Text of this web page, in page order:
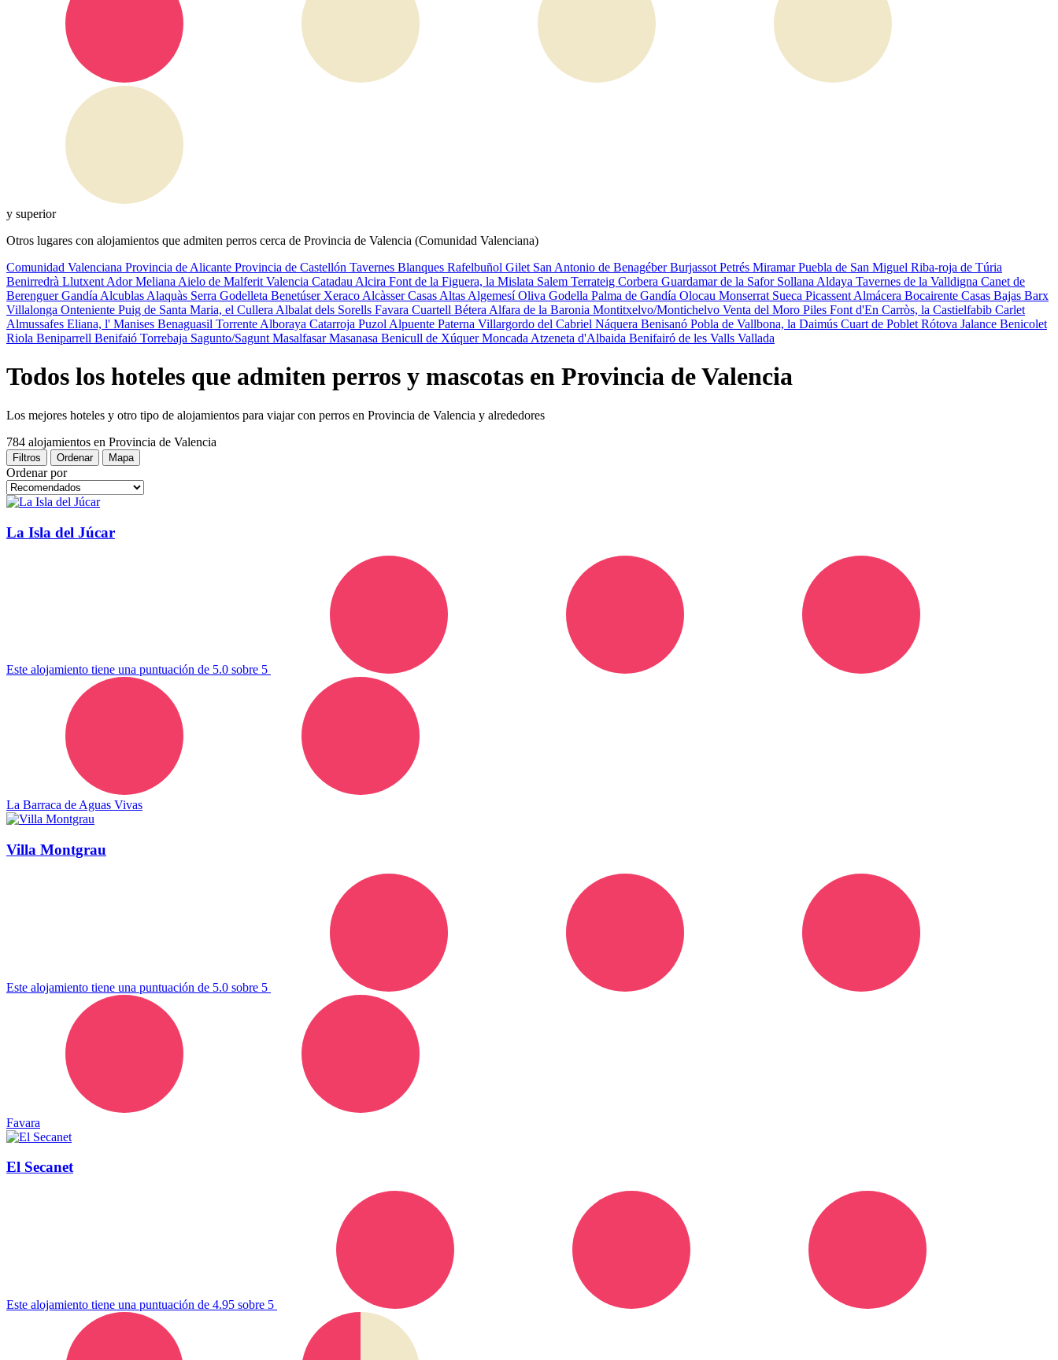
y superior
Otros lugares con alojamientos que admiten perros cerca de Provincia de Valencia (Comunidad Valenciana)
Comunidad Valenciana Provincia de Alicante Provincia de Castellón Tavernes Blanques Rafelbuñol Gilet San Antonio de BenagéberBurjassot Petrés MiramarPuebla de San Miguel Riba-roja de Túria
Benirredrà Llutxent AdorMeliana Aielo de Malferit Valencia Catadau Alcira Font de la Figuera, la Mislata Salem Terrateig Corbera Guardamar de la Safor Sollana Aldaya Tavernes de la Valldigna Canet de
BerenguerGandía Alcublas Alaquàs Serra Godelleta Benetúser Xeraco AlcàsserCasas Altas AlgemesíOliva Godella Palma de Gandía Olocau Monserrat Sueca Picassent Almácera Bocairente Casas Bajas Barx
Villalonga Onteniente Puig de Santa Maria, el Cullera Albalat dels Sorells Favara Cuartell Bétera Alfara de la Baronia Montitxelvo/Montichelvo Venta del Moro Piles Font d'En Carròs, la Castielfabib Carlet
Almussafes Eliana, l' Manises Benaguasil Torrente Alboraya Catarroja Puzol Alpuente Paterna Villargordo del Cabriel Náquera Benisanó Pobla de Vallbona, la Daimús Cuart de Poblet Rótova Jalance Benicolet
Riola Beniparrell Benifaió Torrebaja Sagunto/Sagunt MasalfasarMasanasa Benicull de XúquerMoncada Atzeneta d'Albaida Benifairó de les Valls Vallada
Todos los hoteles que admiten perros y mascotas en Provincia de Valencia
Los mejores hoteles y otro tipo de alojamientos para viajar con perros en Provincia de Valencia y alrededores
784 alojamientos en Provincia de Valencia
Filtros Ordenar Mapa
Ordenar por
La Isla del Júcar
Este alojamiento tiene una puntuación de 5.0 sobre 5
La Barraca de Aguas Vivas
Villa Montgrau
Este alojamiento tiene una puntuación de 5.0 sobre 5
Favara
El Secanet
Este alojamiento tiene una puntuación de 4.95 sobre 5